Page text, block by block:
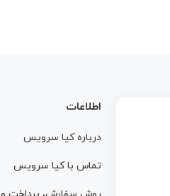
اطلاعات
درباره کيا سرويس
تماس با کيا سرويس